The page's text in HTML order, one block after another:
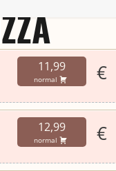
11,99
normal €
12,99
normal €